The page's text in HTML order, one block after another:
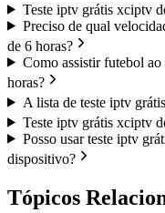
Teste iptv grátis xciptv
Preciso de qual
de 6 horas?
Como assistir futebol
horas?
A lista de teste iptv
Teste iptv grátis xciptv
Posso usar teste iptv
dispositivo?
Tópicos